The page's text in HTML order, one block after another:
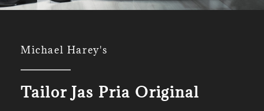
Michael Harey's
Tailor Jas Pria Original